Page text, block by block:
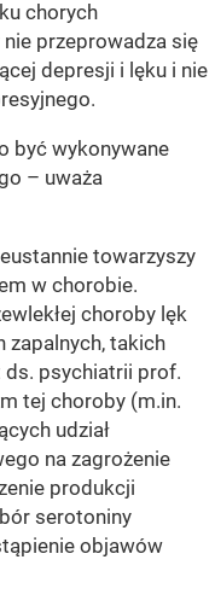
chorych
przeprowadza się
depresji i lęku i nie
być wykonywane
– uważa
towarzyszy
w chorobie.
choroby lęk
zapalnych, takich
ds. psychiatrii prof.
tej choroby (m.in.
udział
na zagrożenie
produkcji
serotoniny
objawów